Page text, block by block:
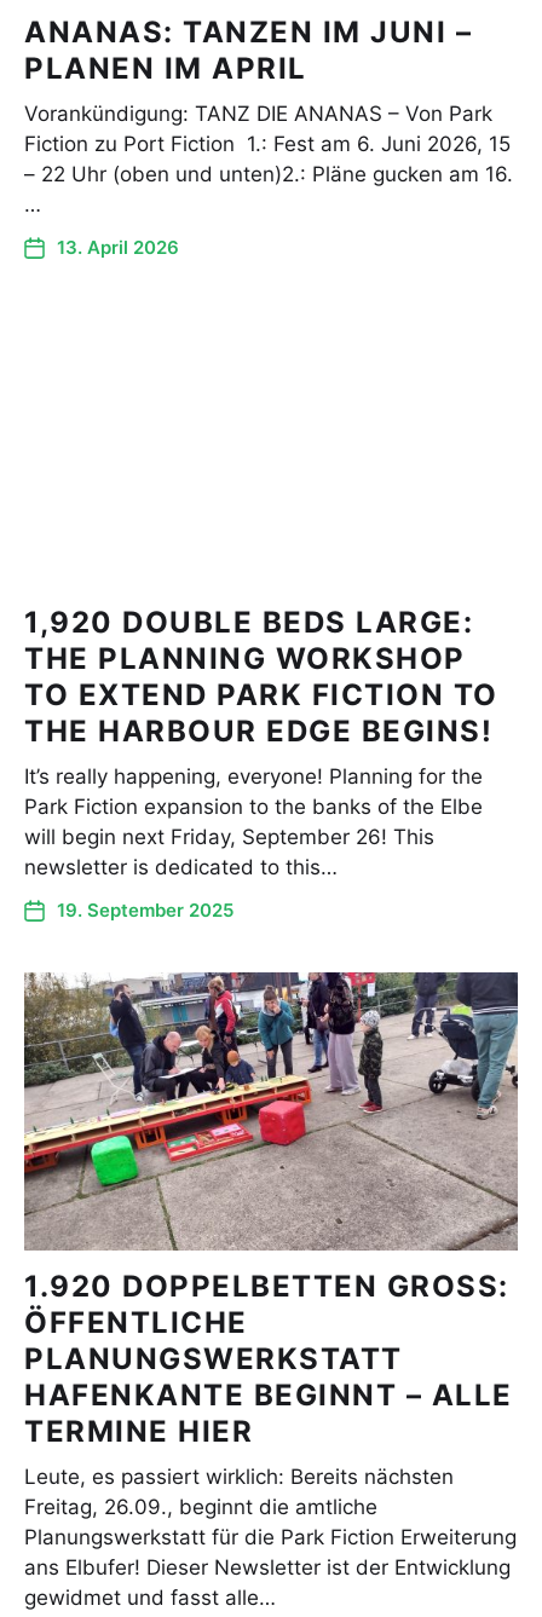
ANANAS: TANZEN IM JUNI –
PLANEN IM APRIL
Vorankündigung: TANZ DIE ANANAS – Von Park
Fiction zu Port Fiction 1.: Fest am 6. Juni 2026, 15
– 22 Uhr (oben und unten)2.: Pläne gucken am 16.
…
13. April 2026
1,920 DOUBLE BEDS LARGE:
THE PLANNING WORKSHOP
TO EXTEND PARK FICTION TO
THE HARBOUR EDGE BEGINS!
It’s really happening, everyone! Planning for the
Park Fiction expansion to the banks of the Elbe
will begin next Friday, September 26! This
newsletter is dedicated to this…
19. September 2025
1.920 DOPPELBETTEN GROSS:
ÖFFENTLICHE
PLANUNGSWERKSTATT
HAFENKANTE BEGINNT – ALLE
TERMINE HIER
Leute, es passiert wirklich: Bereits nächsten
Freitag, 26.09., beginnt die amtliche
Planungswerkstatt für die Park Fiction Erweiterung
ans Elbufer! Dieser Newsletter ist der Entwicklung
gewidmet und fasst alle…